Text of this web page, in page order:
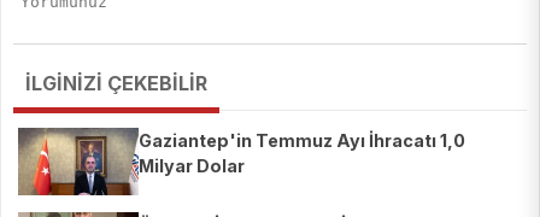
İLGİNİZİ ÇEKEBİLİR
Gaziantep'in Temmuz Ayı İhracatı 1,0
Milyar Dolar